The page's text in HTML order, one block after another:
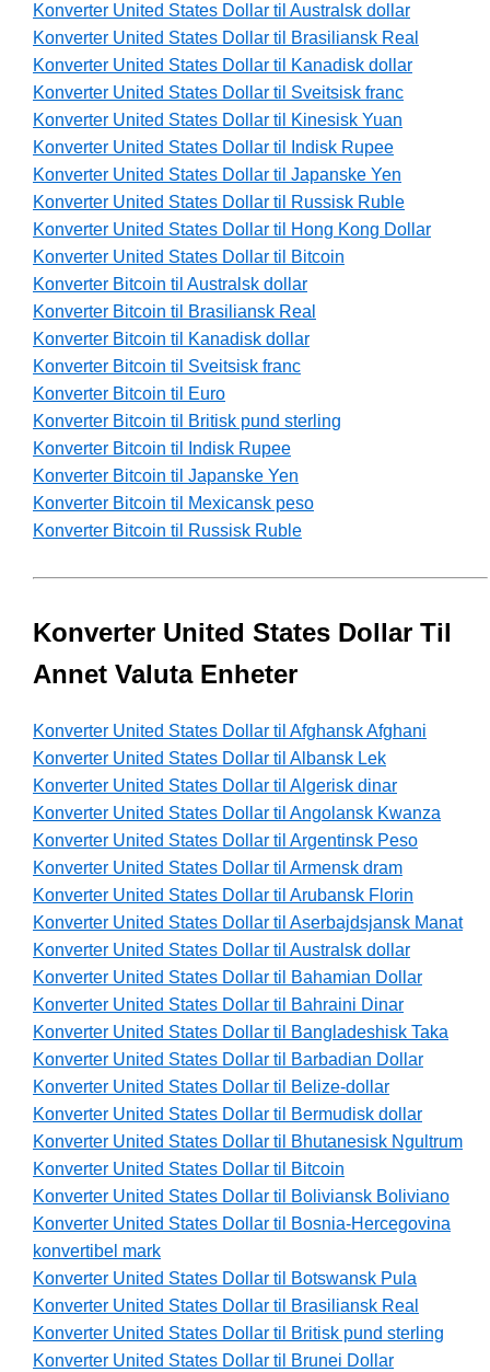
Konverter United States Dollar til Australsk dollar
Konverter United States Dollar til Brasiliansk Real
Konverter United States Dollar til Kanadisk dollar
Konverter United States Dollar til Sveitsisk franc
Konverter United States Dollar til Kinesisk Yuan
Konverter United States Dollar til Indisk Rupee
Konverter United States Dollar til Japanske Yen
Konverter United States Dollar til Russisk Ruble
Konverter United States Dollar til Hong Kong Dollar
Konverter United States Dollar til Bitcoin
Konverter Bitcoin til Australsk dollar
Konverter Bitcoin til Brasiliansk Real
Konverter Bitcoin til Kanadisk dollar
Konverter Bitcoin til Sveitsisk franc
Konverter Bitcoin til Euro
Konverter Bitcoin til Britisk pund sterling
Konverter Bitcoin til Indisk Rupee
Konverter Bitcoin til Japanske Yen
Konverter Bitcoin til Mexicansk peso
Konverter Bitcoin til Russisk Ruble
Konverter United States Dollar Til
Annet Valuta Enheter
Konverter United States Dollar til Afghansk Afghani
Konverter United States Dollar til Albansk Lek
Konverter United States Dollar til Algerisk dinar
Konverter United States Dollar til Angolansk Kwanza
Konverter United States Dollar til Argentinsk Peso
Konverter United States Dollar til Armensk dram
Konverter United States Dollar til Arubansk Florin
Konverter United States Dollar til Aserbajdsjansk Manat
Konverter United States Dollar til Australsk dollar
Konverter United States Dollar til Bahamian Dollar
Konverter United States Dollar til Bahraini Dinar
Konverter United States Dollar til Bangladeshisk Taka
Konverter United States Dollar til Barbadian Dollar
Konverter United States Dollar til Belize-dollar
Konverter United States Dollar til Bermudisk dollar
Konverter United States Dollar til Bhutanesisk Ngultrum
Konverter United States Dollar til Bitcoin
Konverter United States Dollar til Boliviansk Boliviano
Konverter United States Dollar til Bosnia-Hercegovina
konvertibel mark
Konverter United States Dollar til Botswansk Pula
Konverter United States Dollar til Brasiliansk Real
Konverter United States Dollar til Britisk pund sterling
Konverter United States Dollar til Brunei Dollar